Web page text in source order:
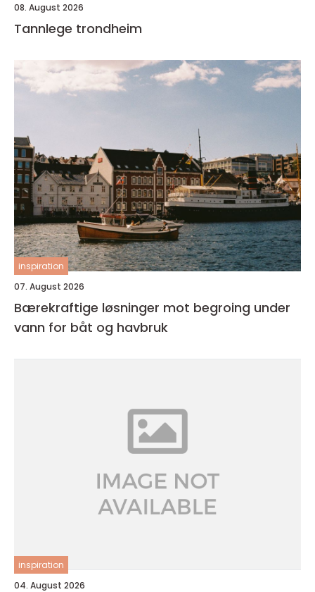
08. August 2026
Tannlege trondheim
inspiration
07. August 2026
Bærekraftige løsninger mot begroing under
vann for båt og havbruk
inspiration
04. August 2026